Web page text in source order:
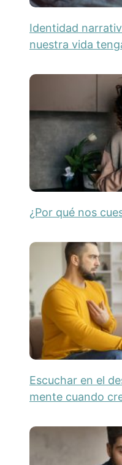
Identidad
nuestra vida
¿Por qué nos
Escuchar en el
mente cuando